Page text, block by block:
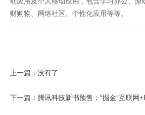
财购物、网络社区、个性化应用等等。
上一篇：没有了
下一篇： 腾讯科技新书预售：“掘金”互联网